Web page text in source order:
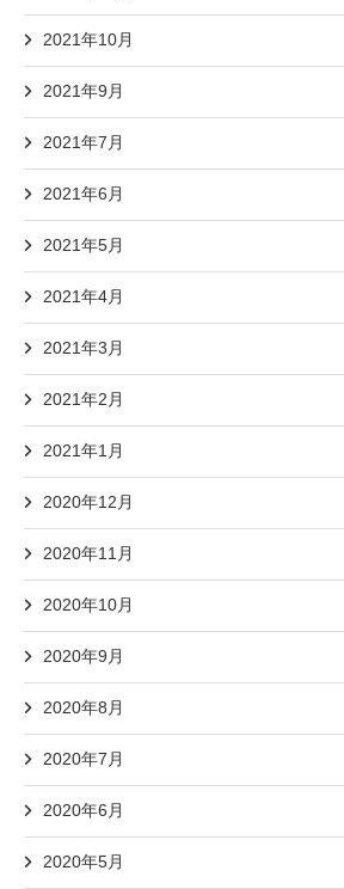
2021年10月
2021年9月
2021年7月
2021年6月
2021年5月
2021年4月
2021年3月
2021年2月
2021年1月
2020年12月
2020年11月
2020年10月
2020年9月
2020年8月
2020年7月
2020年6月
2020年5月